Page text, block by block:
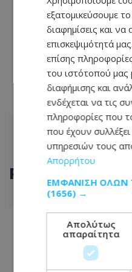
Ουκρανία:
ηλεκτρικής
τις ρωσικές
ΔΙΑΒΆΣΤΕ ΠΕΡΙΣΣΌΤΕΡΑ
ΡΟΗ ΕΙΔΗΣΕΩΝ
09.08.2026 - 13:24
Νέα ανάφλεξη στη
χτύπησαν εγκατάσταση
εξατομικεύσουμε
διαφημίσεις και
επισκεψιμότητά
επίσης
του ιστότοπού μας
διαφήμισης και
ενδέχεται να τις
πληροφορίες που
που έχουν
υπηρεσιών τους
Απορρήτου
ΕΜΦΆΝΙΣΗ ΌΛΩΝ
(1656) →
Απολύτως
απαραίτητα